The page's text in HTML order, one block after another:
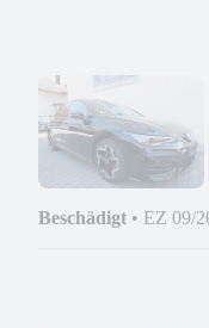
Beschädigt • EZ 09/